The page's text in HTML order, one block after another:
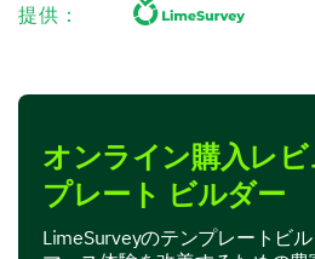
Value for money
In this section, we are
on specific features of our
Which features of our
提供：
オンライン購入レ
プレート ビルダー
LimeSurveyのテンプレートビ